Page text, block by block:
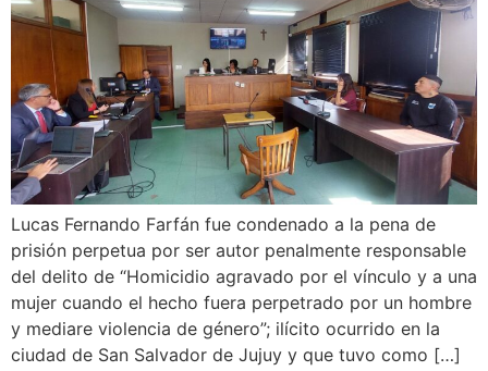
Lucas Fernando Farfán fue condenado a la pena de
prisión perpetua por ser autor penalmente responsable
del delito de “Homicidio agravado por el vínculo y a una
mujer cuando el hecho fuera perpetrado por un hombre
y mediare violencia de género”; ilícito ocurrido en la
ciudad de San Salvador de Jujuy y que tuvo como […]